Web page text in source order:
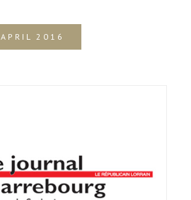
APRIL 2016